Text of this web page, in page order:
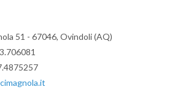
51 - 67046, Ovindoli (AQ)